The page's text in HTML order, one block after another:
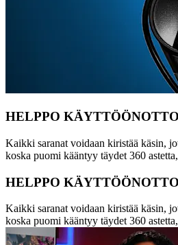
HELPPO KÄYTTÖÖNOTTO
Kaikki saranat voidaan kiristää käsin,
koska puomi kääntyy täydet 360
HELPPO KÄYTTÖÖNOTTO
Kaikki saranat voidaan kiristää käsin,
koska puomi kääntyy täydet 360